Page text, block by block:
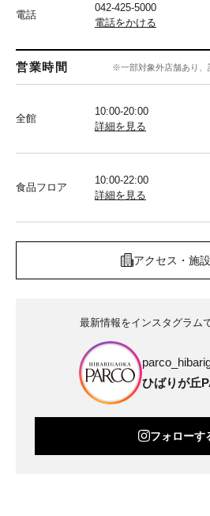
電話
042-425-5000
電話をかける
営業時間 ※一部対象外店舗あり、
全館
10:00-20:00
詳細を見る
食品フロア
10:00-22:00
詳細を見る
アクセス・施
最新情報をインスタグラム
ひばりが丘
フォローす